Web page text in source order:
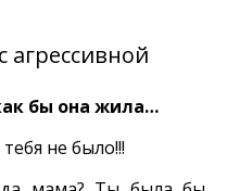
бы она жила…
не было!!!